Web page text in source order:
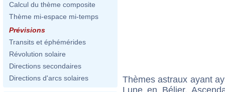
Calcul du thème composite
Thème mi-espace mi-temps
Prévisions
Transits et éphémérides
Révolution solaire
Directions secondaires
Directions d'arcs solaires
Thèmes astraux ayant
Lune en Bélier,